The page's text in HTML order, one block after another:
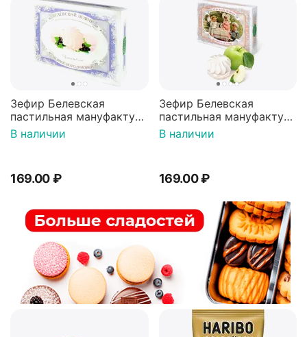
Зефир Белевская
пастильная мануфактура
"Черносмородиновый",
250 г
В наличии
169.00₽
Зефир Белевская
пастильная мануфактура
"Зефирное детство", 250
В наличии
169.00₽